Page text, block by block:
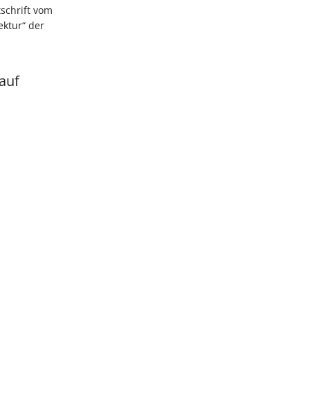
vom
der